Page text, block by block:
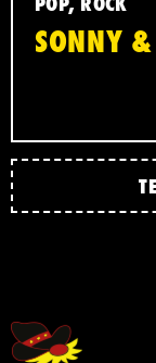
SONNY &